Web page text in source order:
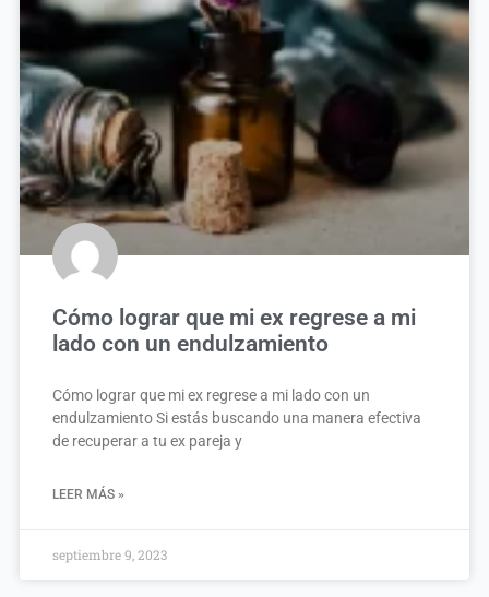
Cómo lograr que mi ex regrese a mi
lado con un endulzamiento
Cómo lograr que mi ex regrese a mi lado con un
endulzamiento Si estás buscando una manera efectiva
de recuperar a tu ex pareja y
LEER MÁS »
septiembre 9, 2023